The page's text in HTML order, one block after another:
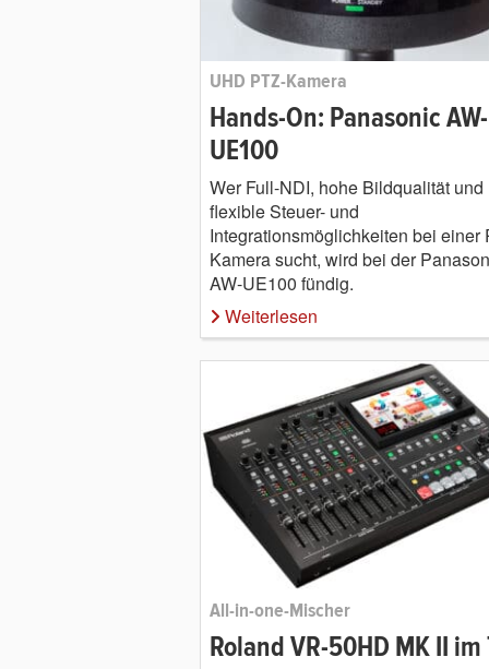
UHD PTZ-Kamera
Hands-On: Panasonic AW-
UE100
Wer Full-NDI, hohe Bildqualität und
flexible Steuer- und
Integrationsmöglichkeiten bei einer
Kamera sucht, wird bei der
AW-UE100 fündig.
Weiterlesen
All-in-one-Mischer
Roland VR-50HD MK II im